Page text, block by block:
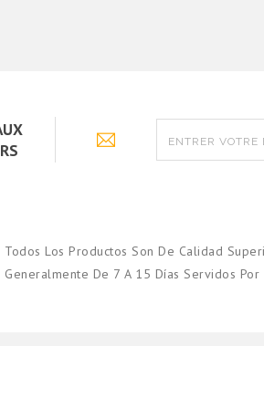
Todos Los Productos Son De Calidad
Generalmente De 7 A 15 Días Servidos Por